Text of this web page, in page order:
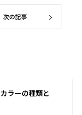
次の記事
ラーの種類と